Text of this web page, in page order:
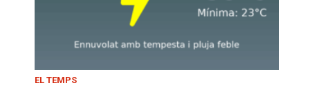
EL TEMPS